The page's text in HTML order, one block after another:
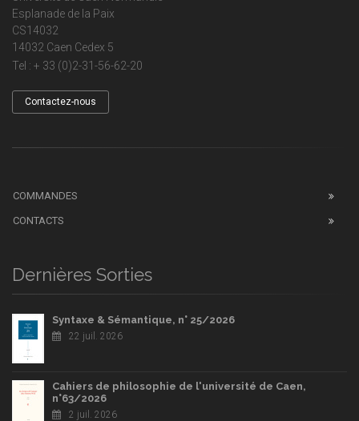
Esplanade de la Paix
CS14032
14032 Caen Cedex 5
Tel : + 33 (0)2-31-56-62-20
Contactez-nous
COMMANDES
CONTACTS
Dernières Sorties
Syntaxe & Sémantique, n° 25/2026
22 juil. 2026
Cahiers de philosophie de l'université de Caen,
n°63/2026
2 juil. 2026